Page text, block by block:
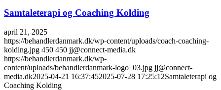
Samtaleterapi og Coaching Kolding
april 21, 2025
https://behandlerdanmark.dk/wp-content/uploads/coach-coaching-
kolding.jpg 450 450 jj@connect-media.dk
https://behandlerdanmark.dk/wp-
content/uploads/behandlerdanmark-logo_03.jpg jj@connect-
media.dk2025-04-21 16:37:452025-07-28 17:25:12Samtaleterapi og
Coaching Kolding